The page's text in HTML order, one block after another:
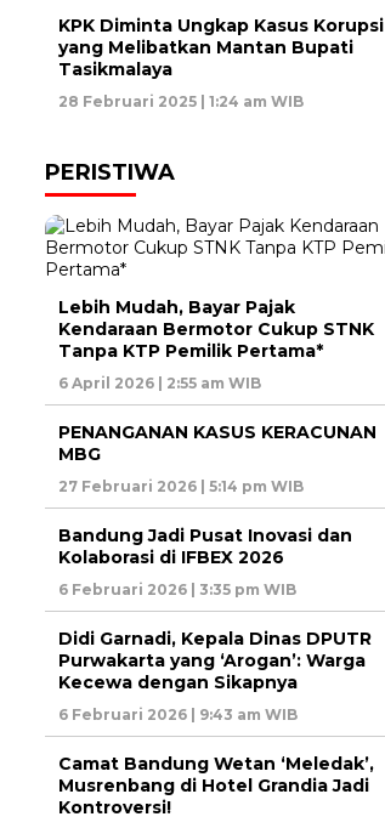
KPK Diminta Ungkap Kasus Korupsi
yang Melibatkan Mantan Bupati
Tasikmalaya
28 Februari 2025 | 1:24 am WIB
PERISTIWA
Lebih Mudah, Bayar Pajak
Kendaraan Bermotor Cukup STNK
Tanpa KTP Pemilik Pertama*
6 April 2026 | 2:55 am WIB
PENANGANAN KASUS KERACUNAN
MBG
27 Februari 2026 | 5:14 pm WIB
Bandung Jadi Pusat Inovasi dan
Kolaborasi di IFBEX 2026
6 Februari 2026 | 3:35 pm WIB
Didi Garnadi, Kepala Dinas DPUTR
Purwakarta yang ‘Arogan’: Warga
Kecewa dengan Sikapnya
6 Februari 2026 | 9:43 am WIB
Camat Bandung Wetan ‘Meledak’,
Musrenbang di Hotel Grandia Jadi
Kontroversi!